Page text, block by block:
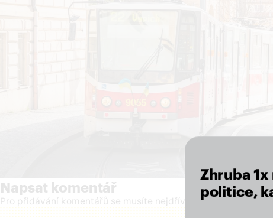
Zhruba
politice,
Napsat komentář
Pro přidávání komentářů se musíte nejdříve přihlásit